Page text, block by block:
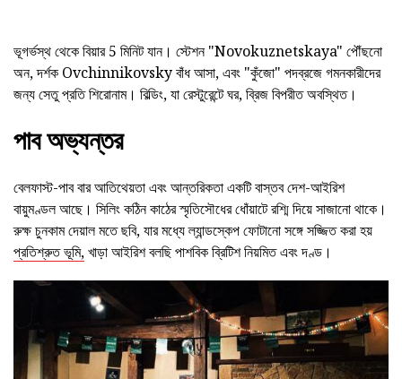
ভূগর্ভস্থ থেকে বিয়ার 5 মিনিট যান। স্টেশন "Novokuznetskaya" পৌঁছনো
অন, দর্শক Ovchinnikovsky বাঁধ আসা, এবং "কুঁজো" পদব্রজে গমনকারীদের
জন্য সেতু প্রতি শিরোনাম। বিল্ডিং, যা রেস্টুরেন্টে ঘর, ব্রিজ বিপরীত অবস্থিত।
পাব অভ্যন্তর
বেলফাস্ট-পাব বার আতিথেয়তা এবং আন্তরিকতা একটি বাস্তব দেশ-আইরিশ
বায়ুমণ্ডল আছে। সিলিং কঠিন কাঠের স্মৃতিসৌধের ধোঁয়াটে রশ্মি দিয়ে সাজানো থাকে।
রুক্ষ চুনকাম দেয়াল মতে ছবি, যার মধ্যে ল্যান্ডস্কেপ ফোটানো সঙ্গে সজ্জিত করা হয়
প্রতিশ্রুত ভূমি,খাড়া আইরিশ বলছি পাশবিক ব্রিটিশ নিয়মিত এবং দণ্ড।